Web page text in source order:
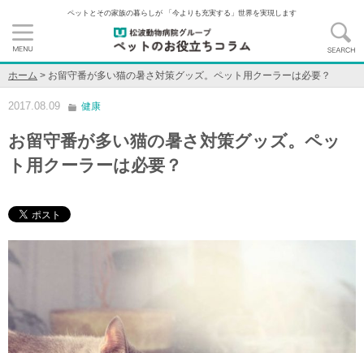
ペットとその家族の暮らしが 「今よりも充実する」世界を実現します
ホーム > お留守番が多い猫の暑さ対策グッズ。ペット用クーラーは必要？
2017.08.09 健康
お留守番が多い猫の暑さ対策グッズ。ペッ
ト用クーラーは必要？